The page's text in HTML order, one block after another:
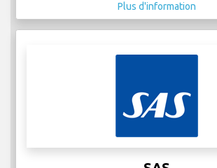
Plus d'information